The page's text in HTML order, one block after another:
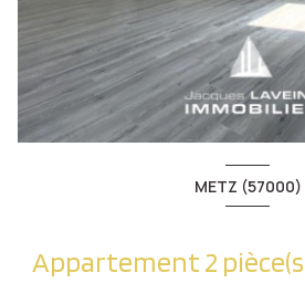
METZ (57000)
Appartement 2 pièce(s) 1 chambre(s)